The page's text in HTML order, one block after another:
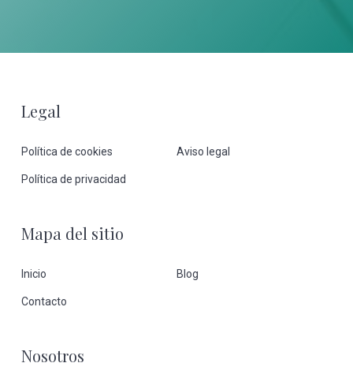
Footer
Legal
Política de cookies Aviso legal
Política de privacidad
Mapa del sitio
Inicio Blog
Contacto
Nosotros